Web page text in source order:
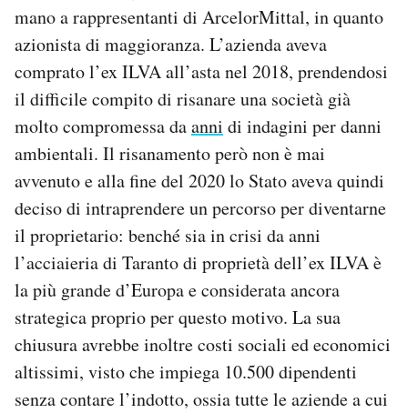
mano a rappresentanti di ArcelorMittal, in quanto
azionista di maggioranza. L’azienda aveva
comprato l’ex ILVA all’asta nel 2018, prendendosi
il difficile compito di risanare una società già
molto compromessa daanni di indagini per danni
ambientali. Il risanamento però non è mai
avvenuto e alla fine del 2020 lo Stato aveva quindi
deciso di intraprendere un percorso per diventarne
il proprietario: benché sia in crisi da anni
l’acciaieria di Taranto di proprietà dell’ex ILVA è
la più grande d’Europa e considerata ancora
strategica proprio per questo motivo. La sua
chiusura avrebbe inoltre costi sociali ed economici
altissimi, visto che impiega 10.500 dipendenti
senza contare l’indotto, ossia tutte le aziende a cui